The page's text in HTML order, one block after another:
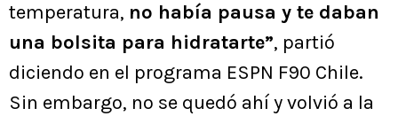
temperatura, no había pausa y te daban
una bolsita para hidratarte”, partió
diciendo en el programa ESPN F90 Chile.
Sin embargo, no se quedó ahí y volvió a la